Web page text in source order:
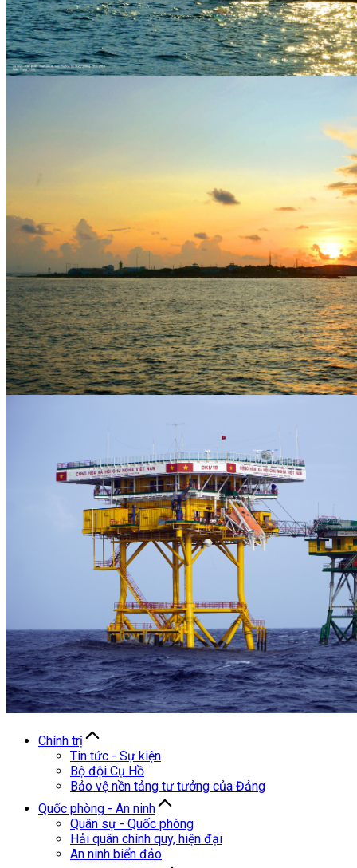
Chính trị
Tin tức - Sự kiện
Bộ đội Cụ Hồ
Bảo vệ nền tảng tư tưởng của Đảng
Quốc phòng - An ninh
Quân sự - Quốc phòng
Hải quân chính quy, hiện đại
An ninh biển đảo